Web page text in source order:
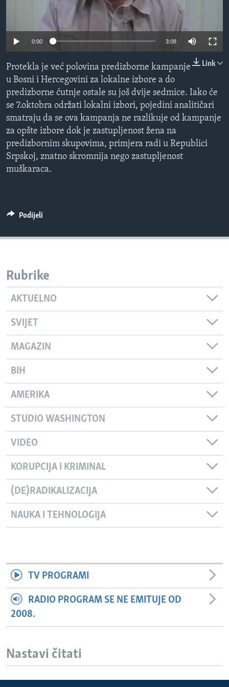
O GLASU AMERIKE
Learning English
PRATITE NAS
Jezici
0:00 3:08
Link
Protekla je već polovina predizborne kampanje
u Bosni i Hercegovini za lokalne izbore a do
predizborne ćutnje ostale su još dvije sedmice. Iako će
se 7.oktobra održati lokalni izbori, pojedini analitičari
smatraju da se ova kampanja ne razlikuje od kampanje
za opšte izbore dok je zastupljenost žena na
predizbornim skupovima, primjera radi u Republici
Srpskoj, znatno skromnija nego zastupljenost
muškaraca.
Podijeli
Rubrike
AKTUELNO
SVIJET
MAGAZIN
BIH
AMERIKA
STUDIO WASHINGTON
VIDEO
KORUPCIJA I KRIMINAL
(DE)RADIKALIZACIJA
NAUKA I TEHNOLOGIJA
TV PROGRAMI
RADIO PROGRAM SE NE EMITUJE OD
2008.
Nastavi čitati